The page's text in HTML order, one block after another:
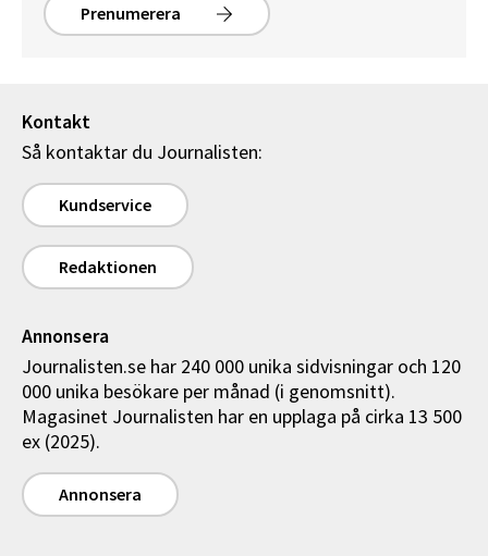
Prenumerera
Kontakt
Så kontaktar du Journalisten:
Kundservice
Redaktionen
Annonsera
Journalisten.se har 240 000 unika sidvisningar och 120
000 unika besökare per månad (i genomsnitt).
Magasinet Journalisten har en upplaga på cirka 13 500
ex (2025).
Annonsera